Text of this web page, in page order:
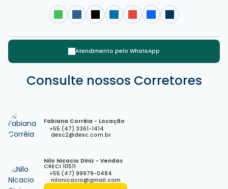
Atendimento pelo WhatsApp
Consulte nossos Corretores
Fabiana Corrêia - Locação
+55 (47) 3361-1414
desc2@desc.com.br
Nilo Nicacio Diniz - Vendas
CRECI 10511
+55 (47) 99979-0484
nilonicacio@gmail.com